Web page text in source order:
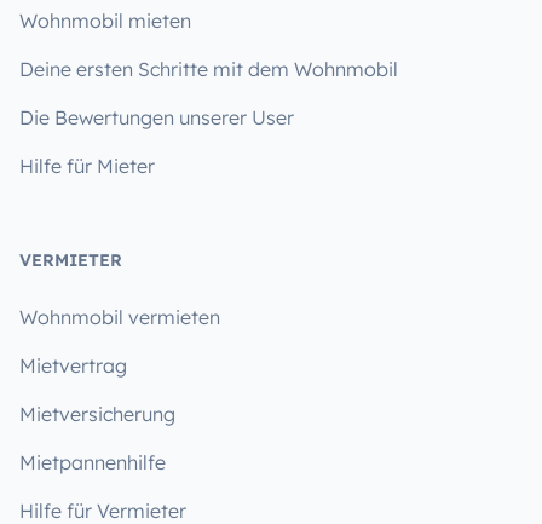
Wohnmobil mieten
Deine ersten Schritte mit dem Wohnmobil
Die Bewertungen unserer User
Hilfe für Mieter
VERMIETER
Wohnmobil vermieten
Mietvertrag
Mietversicherung
Mietpannenhilfe
Hilfe für Vermieter